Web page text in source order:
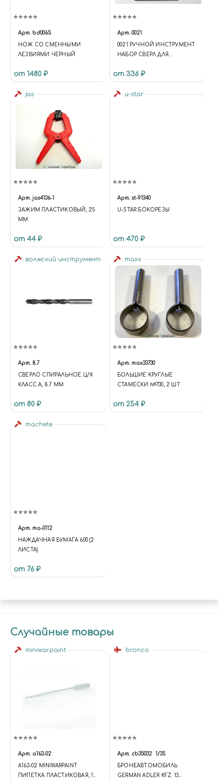
Арт. bd0065
НОЖ СО СМЕННЫМИ
ЛЕЗВИЯМИ ЧЕРНЫЙ
от 1480 ₽
Арт. 0021
0021 РУЧНОЙ ИНСТРУМЕНТ
НАБОР СВЕРЛ ДЛЯ
от 336 ₽
jas
Арт. jas4136-1
ЗАЖИМ ПЛАСТИКОВЫЙ, 25
ММ
от 44 ₽
u-star
Арт. st-91340
U-STAR БОКОРЕЗЫ
от 470 ₽
волжский инструмент
Арт. 8.7
СВЕРЛО СПИРАЛЬНОЕ Ц/Х
КЛАСС А, 8.7 ММ
от 80 ₽
maxx
Арт. max33730
БОЛЬШИЕ КРУГЛЫЕ
СТАМЕСКИ №730, 2 ШТ
от 254 ₽
machete
Арт. ma-0112
НАЖДАЧНАЯ БУМАГА 600 (2
ЛИСТА)
от 76 ₽
Случайные товары
miniwarpaint
Арт. а163-02
A163-02 MINIWARPAINT
ПИПЕТКА ПЛАСТИКОВАЯ, 1
bronco
Арт. cb35032 1/35
БРОНЕАВТОМОБИЛЬ
GERMAN ADLER KFZ. 13